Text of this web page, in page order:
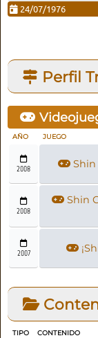
24/07/1976
Perfil
AÑO JUEGO
2008 Shin
2008
Shin
2007
TIPO CONTENIDO